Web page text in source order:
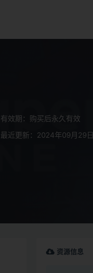
有效期：购买后永久有效
最近更新：2024年09月29日
资源信息